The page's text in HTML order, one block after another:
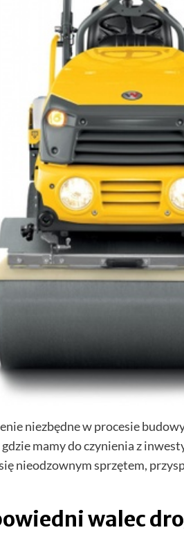
niezbędne w procesie
mamy do czynienia z
nieodzownym sprzętem,
walec